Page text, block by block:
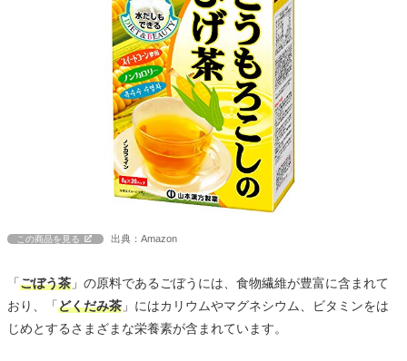
この商品を見る 出典：Amazon
「ごぼう茶 」の原料であるごぼうには、食物繊維が豊富に含まれて
おり、「どくだみ茶 」にはカリウムやマグネシウム、ビタミンをは
じめとするさまざまな栄養素が含まれています。